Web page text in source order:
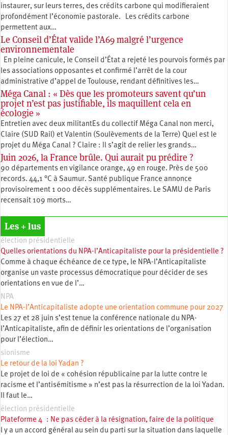
instaurer, sur leurs terres, des crédits carbone qui modifieraient
profondément l’économie pastorale. Les crédits carbone
permettent aux…
Le Conseil d’État valide l’A69 malgré l’urgence
environnementale
En pleine canicule, le Conseil d’État a rejeté les pourvois formés par
les associations opposantes et confirmé l’arrêt de la cour
administrative d’appel de Toulouse, rendant définitives les…
Méga Canal : « Dès que les promoteurs savent qu’un
projet n’est pas justifiable, ils maquillent cela en
écologie »
Entretien avec deux militantEs du collectif Méga Canal non merci,
Claire (SUD Rail) et Valentin (Soulèvements de la Terre) Quel est le
projet du Méga Canal ? Claire : Il s’agit de relier les grands…
Juin 2026, la France brûle. Qui aurait pu prédire ?
90 départements en vigilance orange, 49 en rouge. Près de 500
records. 44,1 °C à Saumur. Santé publique France annonce
provisoirement 1 000 décès supplémentaires. Le SAMU de Paris
recensait 109 morts…
Les + lus
élection présidentielle
Quelles orientations du NPA-l’Anticapitaliste pour la présidentielle ?
Comme à chaque échéance de ce type, le NPA-l’Anticapitaliste
organise un vaste processus démocratique pour décider de ses
orientations en vue de l’…
NPA
Le NPA-l’Anticapitaliste adopte une orientation commune pour 2027
Les 27 et 28 juin s’est tenue la conférence nationale du NPA-
l’Anticapitaliste, afin de définir les orientations de l’organisation
pour l’élection…
sionisme
Le retour de la loi Yadan ?
Le projet de loi de « cohésion républicaine par la lutte contre le
racisme et l’antisémitisme » n’est pas la résurrection de la loi Yadan.
Il faut le…
élection présidentielle
Plateforme 4 : Ne pas céder à la résignation, faire de la politique
l y a un accord général au sein du parti sur la situation dans laquelle